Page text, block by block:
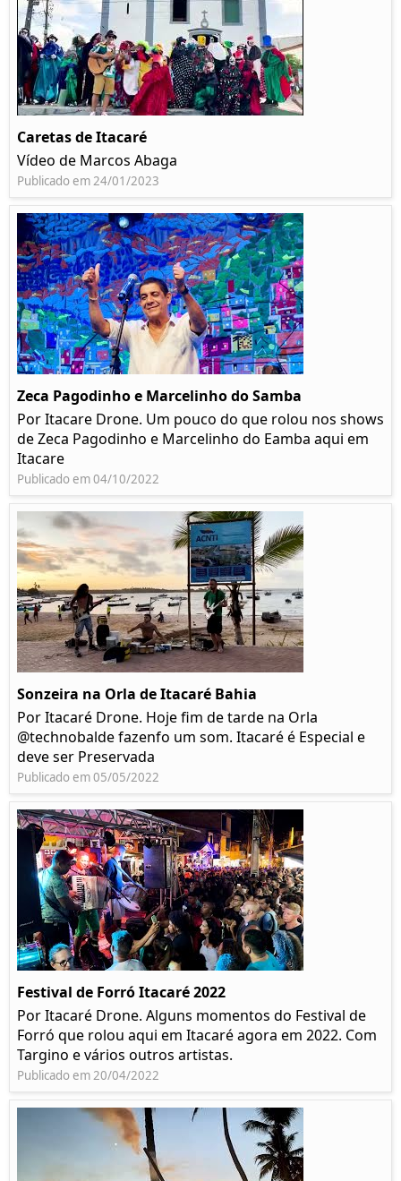
Caretas de Itacaré
Vídeo de Marcos Abaga
Publicado em 24/01/2023
Zeca Pagodinho e Marcelinho do Samba
Por Itacare Drone. Um pouco do que rolou nos shows
de Zeca Pagodinho e Marcelinho do Eamba aqui em
Itacare
Publicado em 04/10/2022
Sonzeira na Orla de Itacaré Bahia
Por Itacaré Drone. Hoje fim de tarde na Orla
@technobalde fazenfo um som. Itacaré é Especial e
deve ser Preservada
Publicado em 05/05/2022
Festival de Forró Itacaré 2022
Por Itacaré Drone. Alguns momentos do Festival de
Forró que rolou aqui em Itacaré agora em 2022. Com
Targino e vários outros artistas.
Publicado em 20/04/2022